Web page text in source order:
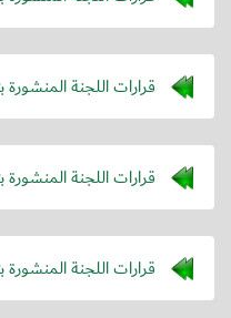
قرارات اللجنة المنشورة
قرارات اللجنة المنشورة
قرارات اللجنة المنشورة